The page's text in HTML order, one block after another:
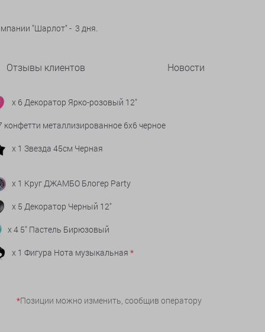
"Шарлот" - 3 дня.
Отзывы клиентов Новости
x 6 Декоратор Ярко-розовый 12"
конфетти металлизированное 6х6 черное
x 1 Звезда 45см Черная
x 1 Круг ДЖАМБО Блогер Party
x 5 Декоратор Черный 12"
x 4 5" Пастель Бирюзовый
x 1 Фигура Нота музыкальная *
*Позиции можно изменить, сообщив оператору